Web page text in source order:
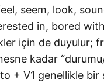
seem, look,
in, bored
için de duyulur;
kadar
+ V1 genellikle bir